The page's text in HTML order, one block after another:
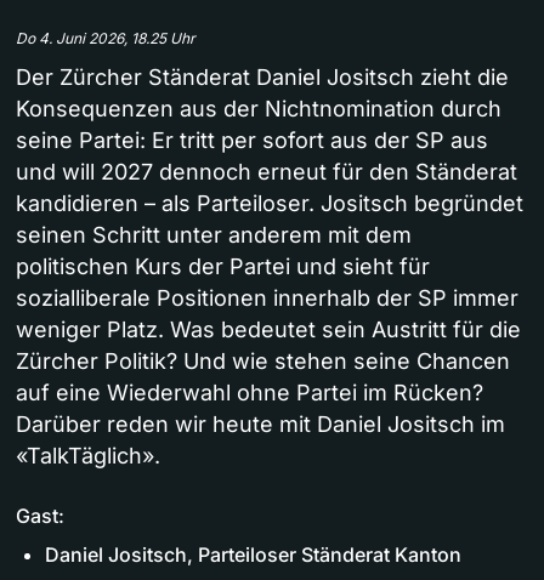
Do 4. Juni 2026, 18.25 Uhr
Der Zürcher Ständerat Daniel Jositsch zieht die
Konsequenzen aus der Nichtnomination durch
seine Partei: Er tritt per sofort aus der SP aus
und will 2027 dennoch erneut für den Ständerat
kandidieren – als Parteiloser. Jositsch begründet
seinen Schritt unter anderem mit dem
politischen Kurs der Partei und sieht für
sozialliberale Positionen innerhalb der SP immer
weniger Platz. Was bedeutet sein Austritt für die
Zürcher Politik? Und wie stehen seine Chancen
auf eine Wiederwahl ohne Partei im Rücken?
Darüber reden wir heute mit Daniel Jositsch im
«TalkTäglich».
Gast:
Daniel Jositsch, Parteiloser Ständerat Kanton